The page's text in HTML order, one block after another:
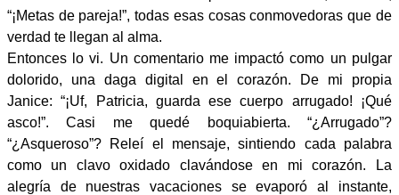
“¡Metas de pareja!”, todas esas cosas conmovedoras que de
verdad te llegan al alma.
Entonces lo vi. Un comentario me impactó como un pulgar
dolorido, una daga digital en el corazón. De mi propia
Janice: “¡Uf, Patricia, guarda ese cuerpo arrugado! ¡Qué
asco!”. Casi me quedé boquiabierta. “¿Arrugado”?
“¿Asqueroso”? Releí el mensaje, sintiendo cada palabra
como un clavo oxidado clavándose en mi corazón. La
alegría de nuestras vacaciones se evaporó al instante,